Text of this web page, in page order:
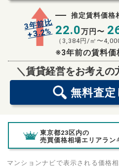
3年前比
+3.2%
推定賃料価格
22.0万円〜
（ 3,384円/㎡〜
※3年前の賃料価
＼賃貸経営をお考えの
無料査定
無料査定
東京都23区内の
売買価格相場エリアラン
マンションナビで表示される価格